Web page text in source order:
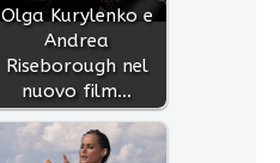
Olga Kurylenko e
Andrea
Riseborough nel
nuovo film…